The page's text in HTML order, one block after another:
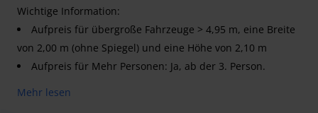
Wichtige Information:
Aufpreis für übergroße Fahrzeuge > 4,95 m, eine Breite
von 2,00 m (ohne Spiegel) und eine Höhe von 2,10 m
Aufpreis für Mehr Personen: Ja, ab der 3. Person.
Mehr lesen